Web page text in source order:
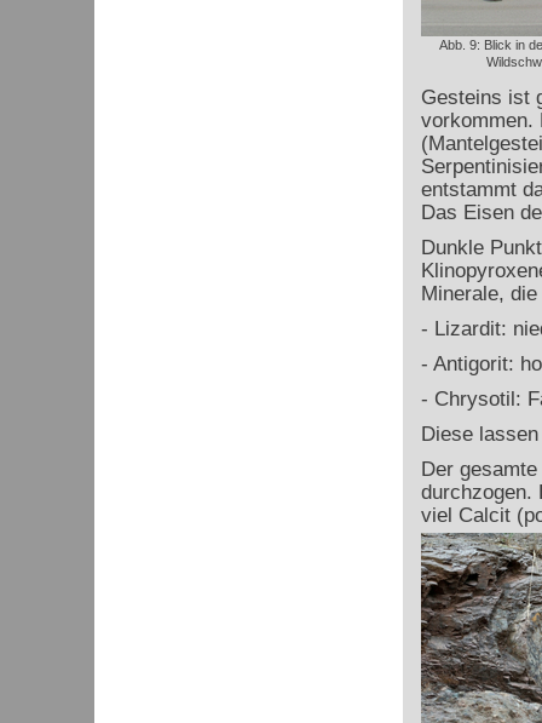
Abb. 9: Blick in
Gesteins ist
vorkommen.
entstammt
Das Eisen
Dunkle
Minerale,
- Lizardit:
- Antigorit:
- Chrysotil:
Diese
Der
durchzogen.
viel Calcit